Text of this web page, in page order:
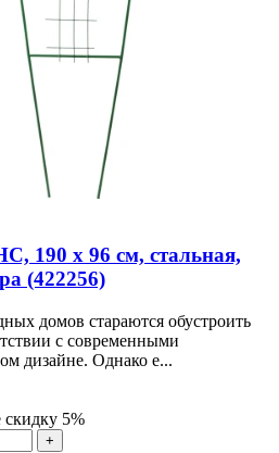
190 х 96 см, стальная,
(422256)
домов стараются обустроить
с современными
дизайне. Однако е...
скидку 5%
+